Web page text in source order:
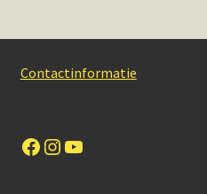
Contactinformatie
Facebook
Instagram
YouTube